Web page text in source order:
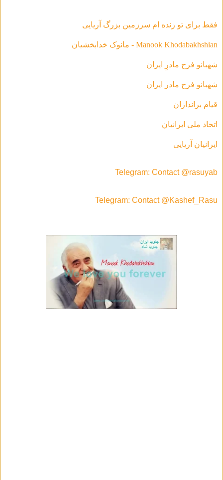
فقط براى تو زنده ام سرزمين بزرگ آريايى
Manook Khodabakhshian - مانوک خدابخشیان
شهبانو فرح مادرِ ایران
شهبانو فرح مادر ايران
قیام براندازان
اتحاد ملی ایرانیان
ایرانیان آریایی
Telegram: Contact @rasuyab
Telegram: Contact @Kashef_Rasu